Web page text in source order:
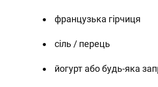
французька гірчиця
сіль / перець
йогурт або будь-яка